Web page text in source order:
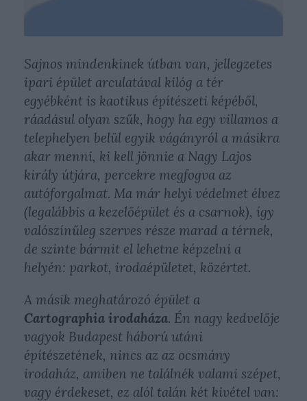
Sajnos mindenkinek útban van, jellegzetes
ipari épület arculatával kilóg a tér
egyébként is kaotikus építészeti képéből,
ráadásul olyan szűk, hogy ha egy villamos a
telephelyen belül egyik vágányról a másikra
akar menni, ki kell jönnie a Nagy Lajos
király útjára, percekre megfogva az
autóforgalmat. Ma már helyi védelmet élvez
(legalábbis a kezelőépület és a csarnok), így
valószínűleg szerves része marad a térnek,
de szinte bármit el lehetne képzelni a
helyén: parkot, irodaépületet, közértet.
A másik meghatározó épület a
Cartographia irodaháza. Én nagy kedvelője
vagyok Budapest háború utáni
építészetének, nincs az az ocsmány
irodaház, amiben ne találnék valami szépet,
vagy érdekeset, ez alól talán két kivétel van: